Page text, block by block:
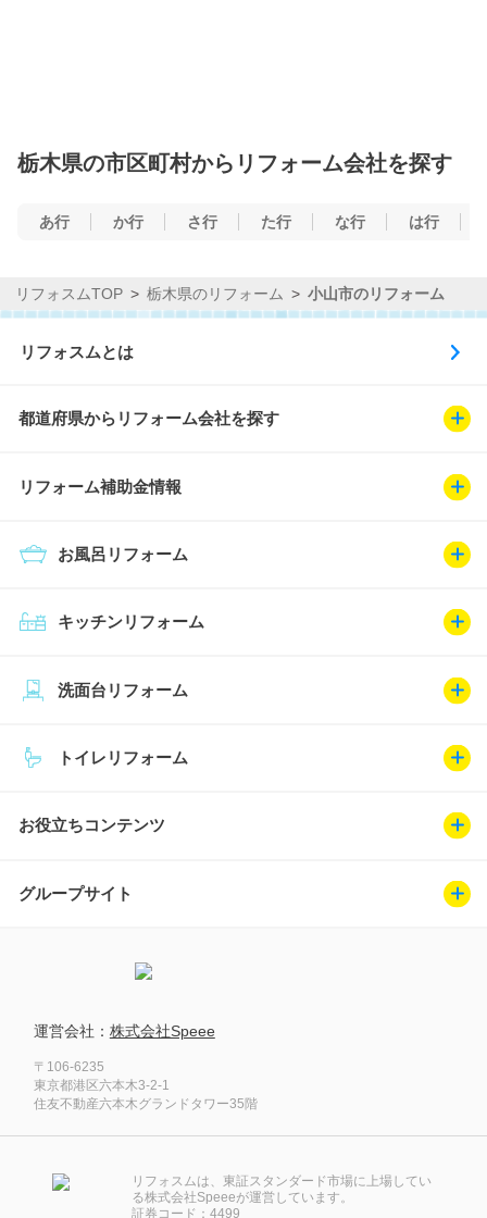
栃木県の市区町村からリフォーム会社を探す
あ行 か行 さ行 た行 な行 は行
リフォスムTOP 栃木県のリフォーム 小山市のリフォーム
リフォスムとは
都道府県からリフォーム会社を探す
リフォーム補助金情報
キッチンリフォーム
お風呂リフォーム
トイレリフォーム
洗面台リフォーム
お役立ちコンテンツ
グループサイト
運営会社： 株式会社Speee
〒106-6235
東京都港区六本木3-2-1
住友不動産六本木グランドタワー35階
リフォスムは、東証スタンダード市場に上場してい
る株式会社Speeeが運営しています。
証券コード：4499